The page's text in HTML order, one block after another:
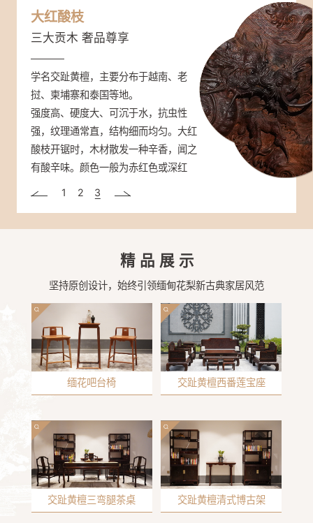
缅甸花梨
大众情人 市场热销
学名大果紫檀，主要产于缅甸、老挝和
泰国等东南亚国家。
颜色桔红、砖红或紫红色，香气浓郁不
张扬，密度高、硬度及稳定性强，不易
开裂、不生虫、耐腐，纹理绚丽多样，
有水波纹、虎皮纹等。
紫光檀
帝王之木 彰显身份
学名东非黑黄檀，分布于非洲东部（坦
桑尼亚、塞内加尔、莫桑比克）。
材质重，硬度很高，是国标红木密度最
高的木头；强度、抗震性能高，抗腐蚀
性高；非常稳定，不易翘曲变形。心材
深紫褐色至近黑色、带黑条纹。木纹清
大红酸枝
三大贡木 奢品尊享
学名交趾黄檀，主要分布于越南、老
挝、柬埔寨和泰国等地。
强度高、硬度大、可沉于水，抗虫性
强，纹理通常直，结构细而均匀。大红
酸枝开锯时，木材散发一种辛香，闻之
有酸辛味。颜色一般为赤红色或深红
1 2 3
精品展示
坚持原创设计，始终引领缅甸花梨新古典家居风范
缅花吧台椅 交趾黄檀西番莲宝座
交趾黄檀三弯腿茶桌 交趾黄檀清式博古架